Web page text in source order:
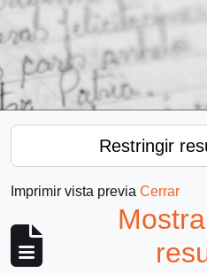
Restringir
Imprimir vista previa Cerrar